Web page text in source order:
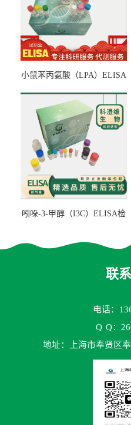
小鼠苯丙氨酸（LPA）ELISA
吲哚-3-甲醇（I3C）ELISA检
联
电话：
Q Q：
地址：上海市奉贤区